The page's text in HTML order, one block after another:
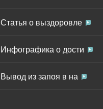
Статья о выздоровле
Инфографика о дости
Вывод из запоя в на